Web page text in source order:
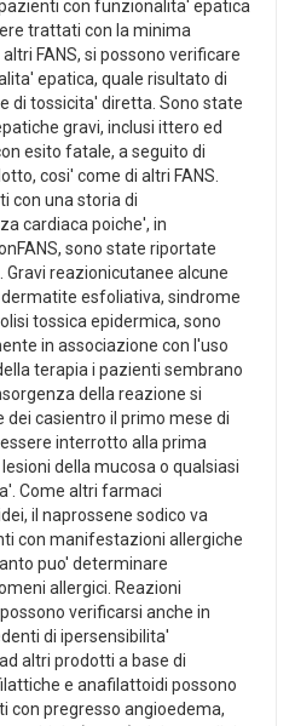
con funzionalita' epatica
trattati con la minima
FANS, si possono verificare
epatica, quale risultato di
di tossicita' diretta. Sono state
gravi, inclusi ittero ed
esito fatale, a seguito di
cosi' come di altri FANS.
con una storia di
cardiaca poiche', in
sono state riportate
reazionicutanee alcune
esfoliativa, sindrome
tossica epidermica, sono
in associazione con l'uso
terapia i pazienti sembrano
della reazione si
casientro il primo mese di
interrotto alla prima
della mucosa o qualsiasi
Come altri farmaci
il naprossene sodico va
con manifestazioni allergiche
puo' determinare
allergici. Reazioni
verificarsi anche in
di ipersensibilita'
altri prodotti a base di
e anafilattoidi possono
con pregresso angioedema,